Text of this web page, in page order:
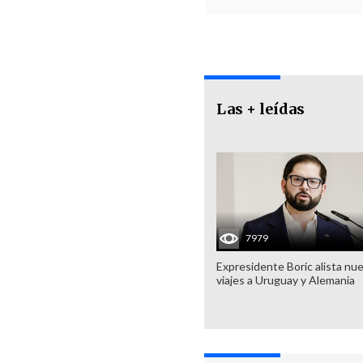
Las + leídas
7979
Expresidente Boric alista
viajes a Uruguay y Alemania